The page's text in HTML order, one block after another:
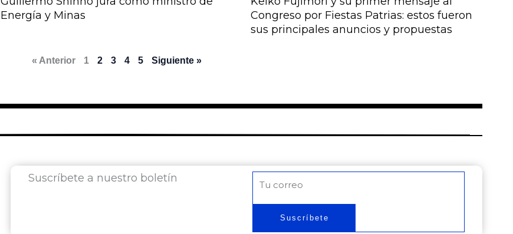
Energía y Minas
Congreso por Fiestas Patrias: estos fueron
sus principales anuncios y propuestas
« Anterior 1 2 3 4 5 Siguiente »
Suscríbete a nuestro boletín
Suscríbete